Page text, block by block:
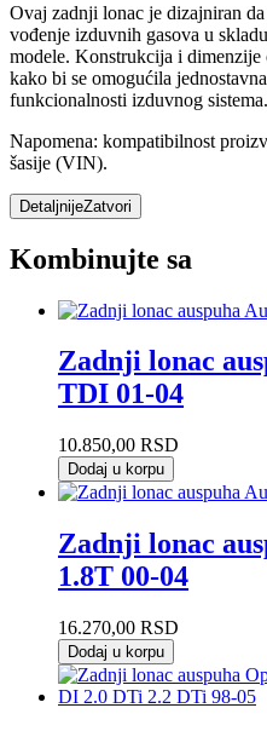
Ovaj zadnji lonac je dizajniran
vođenje izduvnih gasova u
modele. Konstrukcija i
kako bi se omogućila
funkcionalnosti izduvnog sistema.
Napomena: kompatibilnost
šasije (VIN).
DetaljnijeZatvori
Kombinujte sa
Zadnji lonac
TDI 01-04
10.850,00 RSD
Dodaj u korpu
Zadnji lonac
1.8T 00-04
16.270,00 RSD
Dodaj u korpu